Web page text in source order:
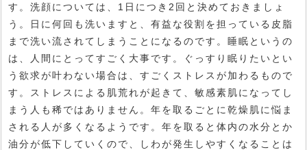
す。洗顔については、1日につき2回と決めておきましょ
う。日に何回も洗いますと、有益な役割を担っている皮脂
まで洗い流されてしまうことになるのです。睡眠というの
は、人間にとってすごく大事です。ぐっすり眠りたいとい
う欲求が叶わない場合は、すごくストレスが加わるもので
す。ストレスによる肌荒れが起きて、敏感素肌になってし
まう人も稀ではありません。年を取るごとに乾燥肌に悩ま
される人が多くなるようです。年を取ると体内の水分とか
油分が低下していくので、しわが発生しやすくなることは